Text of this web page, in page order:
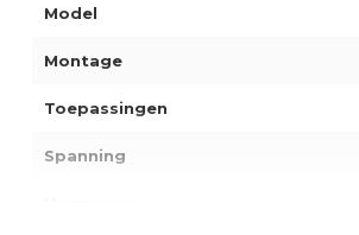
Model
Montage
Toepassingen
Spanning